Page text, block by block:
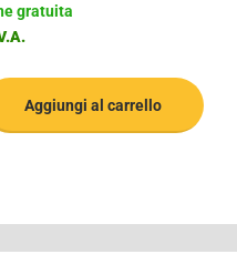
gratuita
Aggiungi al carrello